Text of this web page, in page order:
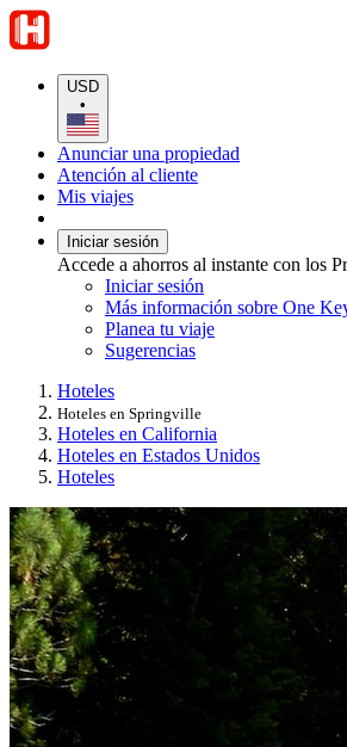
USD
•
Anunciar una propiedad
Atención al cliente
Mis viajes
Iniciar sesión
Accede a ahorros al instante con los
Iniciar sesión
Más información sobre One
Planea tu viaje
Sugerencias
Hoteles
Hoteles en Springville
Hoteles en California
Hoteles en Estados Unidos
Hoteles